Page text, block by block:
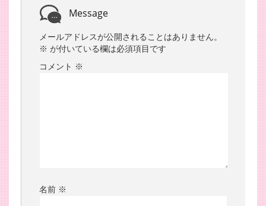
Message
メールアドレスが公開されることはありません。
※ が付いている欄は必須項目です
コメント ※
名前 ※